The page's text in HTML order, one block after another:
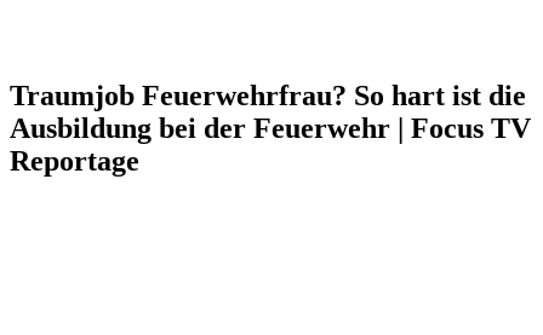
Traumjob Feuerwehrfrau? So hart ist die
Ausbildung bei der Feuerwehr | Focus TV
Reportage